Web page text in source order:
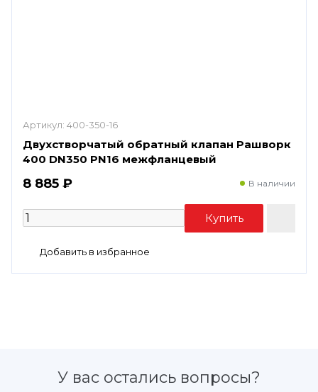
Артикул: 400-350-16
Двухстворчатый обратный клапан Рашворк
400 DN350 PN16 межфланцевый
8 885 ₽ В наличии
У вас остались вопросы?